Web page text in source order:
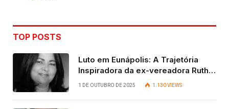
TOP POSTS
Luto em Eunápolis: A Trajetória
Inspiradora da ex-vereadora Ruth
Contadora
1 DE OUTUBRO DE 2025 1.130VIEWS